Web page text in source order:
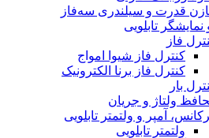
قدرت و سیلندری سه‌فاز
نمایشگر تابلویی
فاز
کنترل فاز شیوا امواج
کنترل فاز برنا الکترونیک
بار
ولتاژ و جریان
آمپر و ولتمتر تابلویی
ولتمتر تابلویی